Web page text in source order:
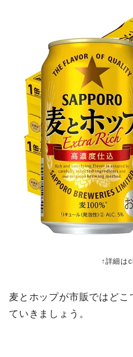
↑詳細は
麦とホップが市販ではど
ていきましょう。